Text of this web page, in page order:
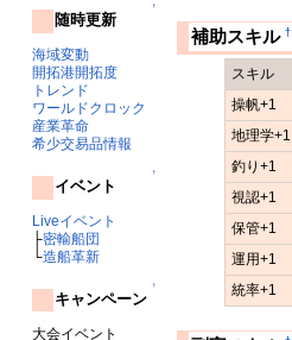
↑
随時更新
海域変動
開拓港開拓度
トレンド
ワールドクロック
産業革命
希少交易品情報
↑
イベント
Liveイベント
├密輸船団
└造船革新
↑
キャンペーン
大会イベント
補助スキル †
スキル
操帆+1
地理学+1
釣り+1
視認+1
保管+1
運用+1
統率+1